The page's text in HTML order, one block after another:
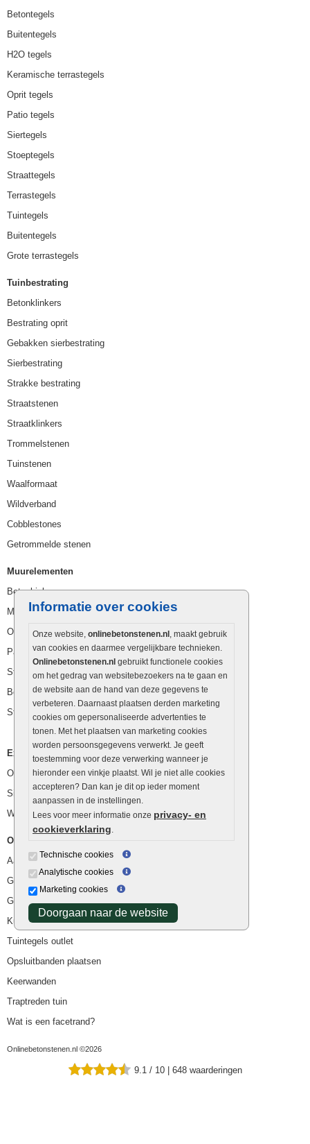
Informatie over cookies
Onze website, onlinebetonstenen.nl, maakt gebruik
van cookies en daarmee vergelijkbare technieken.
Onlinebetonstenen.nl gebruikt functionele cookies
om het gedrag van websitebezoekers na te gaan en
de website aan de hand van deze gegevens te
verbeteren. Daarnaast plaatsen derden marketing
cookies om gepersonaliseerde advertenties te
tonen. Met het plaatsen van marketing cookies
worden persoonsgegevens verwerkt. Je geeft
toestemming voor deze verwerking wanneer je
hieronder een vinkje plaatst. Wil je niet alle cookies
accepteren? Dan kan je dit op ieder moment
aanpassen in de instellingen.
Lees voor meer informatie onze privacy- en
cookieverklaring.
Technische cookies
Analytische cookies
Marketing cookies
Doorgaan naar de website
Betontegels
Buitentegels
H2O tegels
Keramische terrastegels
Oprit tegels
Patio tegels
Siertegels
Stoeptegels
Straattegels
Terrastegels
Tuintegels
Buitentegels
Grote terrastegels
Tuinbestrating
Betonklinkers
Bestrating oprit
Gebakken sierbestrating
Sierbestrating
Strakke bestrating
Straatstenen
Straatklinkers
Trommelstenen
Tuinstenen
Waalformaat
Wildverband
Cobblestones
Getrommelde stenen
Muurelementen
Betonbielzen
Muurstenen
Opsluitbanden
Palissaden
Stapelblokken
Betonblokken
Stapelstenen
Extra benodigdheden
Ophoogzand
Siergrind en siersplit
Waterafvoer
Overig
Aanbiedingen
Goedkope bestrating
Goedkope tuintegels
Kunstgras
Tuintegels outlet
Opsluitbanden plaatsen
Keerwanden
Traptreden tuin
Wat is een facetrand?
Onlinebetonstenen.nl ©2026
9.1 / 10 | 648 waarderingen